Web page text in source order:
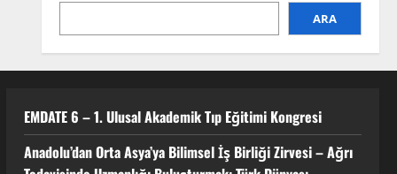
1
2
Sempozyumu
3 Ağustos 2026
ARA
EMDATE 6 – 1. Ulusal Akademik Tıp Eğitimi Kongresi
Anadolu’dan Orta Asya’ya Bilimsel İş Birliği Zirvesi – Ağrı